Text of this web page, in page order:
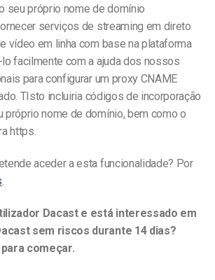
seu próprio nome de domínio
serviços de streaming em direto
vídeo em linha com base na plataforma
facilmente com a ajuda dos nossos
para configurar um proxy CNAME
TIsto incluiria códigos de incorporação
próprio nome de domínio, bem como o
https.
aceder a esta funcionalidade? Por
.
Dacast e está interessado em
sem riscos durante 14 dias?
começar.